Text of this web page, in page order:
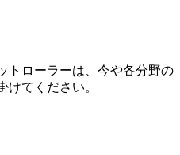
トローラーは、今や各分野の
てください。